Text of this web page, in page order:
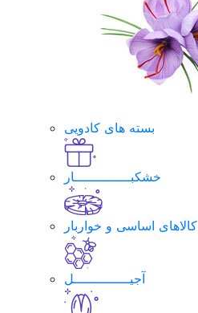
بسته های کادویی
خشکبــــــــــــــار
کالاهای اساسی و خواربار
آجیــــــــــــــل